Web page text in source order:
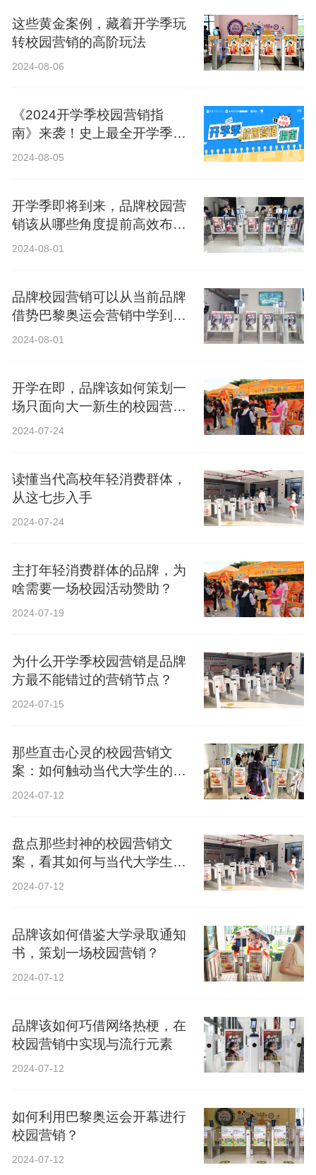
这些黄金案例，藏着开学季玩
转校园营销的高阶玩法
2024-08-06
《2024开学季校园营销指
南》来袭！史上最全开学季营
销攻略！
2024-08-05
开学季即将到来，品牌校园营
销该从哪些角度提前高效布
局？
2024-08-01
品牌校园营销可以从当前品牌
借势巴黎奥运会营销中学到什
么？
2024-08-01
开学在即，品牌该如何策划一
场只面向大一新生的校园营
销？
2024-07-24
读懂当代高校年轻消费群体，
从这七步入手
2024-07-24
主打年轻消费群体的品牌，为
啥需要一场校园活动赞助？
2024-07-19
为什么开学季校园营销是品牌
方最不能错过的营销节点？
2024-07-15
那些直击心灵的校园营销文
案：如何触动当代大学生的心
弦？
2024-07-12
盘点那些封神的校园营销文
案，看其如何与当代大学生精
神共鸣？
2024-07-12
品牌该如何借鉴大学录取通知
书，策划一场校园营销？
2024-07-12
品牌该如何巧借网络热梗，在
校园营销中实现与流行元素
2024-07-12
如何利用巴黎奥运会开幕进行
校园营销？
2024-07-12